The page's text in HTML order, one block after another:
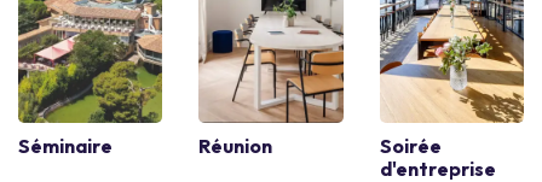
Séminaire Réunion
Soirée
d'entreprise